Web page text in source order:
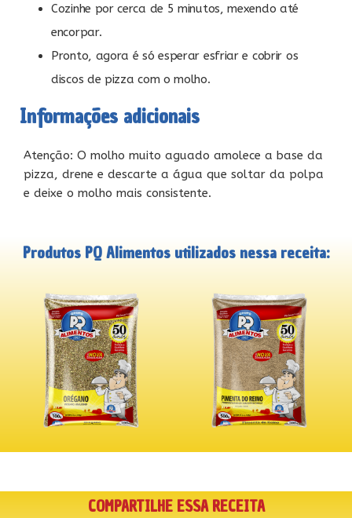
Cozinhe por cerca de 5 minutos, mexendo até
encorpar.
Pronto, agora é só esperar esfriar e cobrir os
discos de pizza com o molho.
Informações adicionais
Atenção: O molho muito aguado amolece a base da
pizza, drene e descarte a água que soltar da polpa
e deixe o molho mais consistente.
Produtos PQ Alimentos utilizados nessa receita:
COMPARTILHE ESSA RECEITA